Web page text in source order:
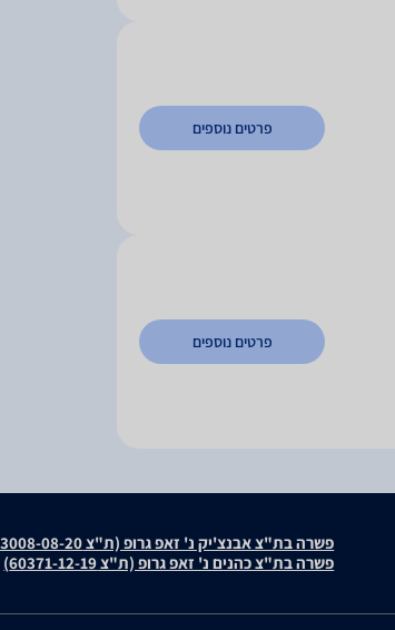
פרטים נוספים
פרטים נוספים
פשרה בת"צ אבנצ'יק נ' זאפ גרופ (ת"צ 23008-08-20)
פשרה בת"צ כהנים נ' זאפ גרופ (ת"צ 60371-12-19)